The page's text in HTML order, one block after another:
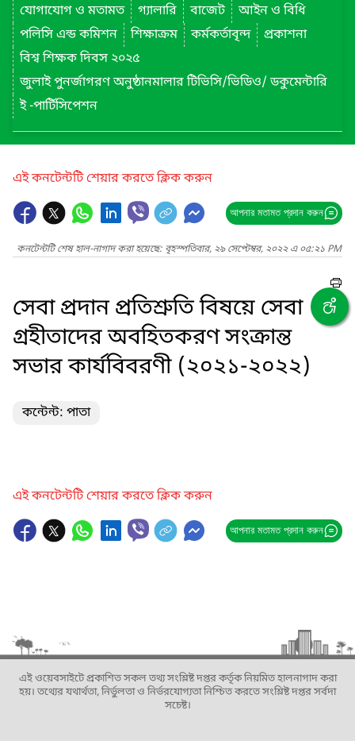
যোগাযোগ ও মতামত
গ্যালারি বাজেট
আইন ও বিধি
পলিসি এন্ড কমিশন
শিক্ষাক্রম কর্মকর্তাবৃন্দ
প্রকাশনা
বিশ্ব শিক্ষক দিবস ২০২৫
জুলাই পুনর্জাগরণ অনুষ্ঠানমালার টিভিসি/ভিডিও/ ডকুমেন্টারি
ই -পার্টিসিপেশন
এই কনটেন্টটি শেয়ার করতে ক্লিক করুন
আপনার মতামত প্রদান করুন
কনটেন্টটি শেষ হাল-নাগাদ করা হয়েছে: বৃহস্পতিবার, ২৯ সেপ্টেম্বর, ২০২২ এ ০৫:২১ PM
সেবা প্রদান প্রতিশ্রুতি বিষয়ে সেবা
গ্রহীতাদের অবহিতকরণ সংক্রান্ত
সভার কার্যবিবরণী (২০২১-২০২২)
কন্টেন্ট: পাতা
এই কনটেন্টটি শেয়ার করতে ক্লিক করুন
আপনার মতামত প্রদান করুন
এই ওয়েবসাইটে প্রকাশিত সকল তথ্য সংশ্লিষ্ট দপ্তর কর্তৃক নিয়মিত হালনাগাদ করা
হয়। তথ্যের যথার্থতা, নির্ভুলতা ও নির্ভরযোগ্যতা নিশ্চিত করতে সংশ্লিষ্ট দপ্তর সর্বদা
সচেষ্ট।